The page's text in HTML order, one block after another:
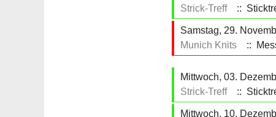
Strick-Treff
::
Samstag, 29.
Munich Knits
::
Mittwoch, 03.
Strick-Treff
::
Mittwoch, 10.